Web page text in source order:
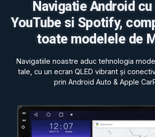
Navigatie Android cu
YouTube si Spotify,
toate modelele de
Navigatiile noastre aduc tehnologia
tale, cu un ecran QLED vibrant și
prin Android Auto & Apple